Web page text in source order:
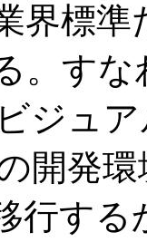
界標準
。すな
ジュ
開発
行する